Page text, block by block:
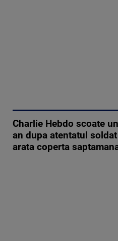
Charlie Hebdo scoate
an dupa atentatul
arata coperta